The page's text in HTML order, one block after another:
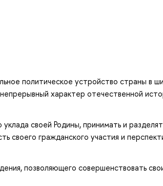
политическое устройство страны в
характер отечественной
своей Родины, принимать и
своего гражданского участия и
позволяющего совершенствовать